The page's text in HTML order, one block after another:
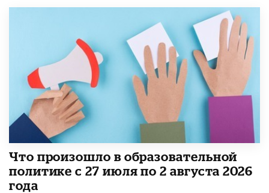
​Что произошло в образовательной
политике с 27 июля по 2 августа 2026
года